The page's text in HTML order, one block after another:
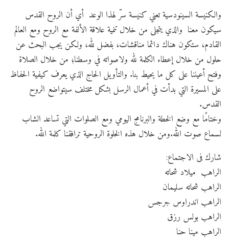
والكنيسة السينودسية تعني كنيسة سرّ لهذا الوعد أي أن الروح القدس
سيكون معنا والذي يتجلى من خلال تنمية علاقة الألفة مع الروح ومع العالم
القادم، ستكون هناك دائما مناقشات، بفضل لله، ولكن يجب البحث عن
حلول من خلال إعطاء الكلمة لله ولاصواته في وسطنا؛ من خلال الصلاة
وفتح أعيننا على كل ما يحيط بنا. والتأويل الحاج الذي يعرف كيفية الحفاظ
على المسيرة التي بدأت في أعمال الرسل بشكل مختلف سيتواضع الروح
القدس.
وختامًا مع وضع الخطة والبرنامج اليومي ومع الصلوات التي تساعد الشاب
لسماع صوت الله.ومن خلال هذه الخلوة الروحية ترافقنا كلمة الله.
شارك فى الاجتماع:
الراهب ميلاد شحاته
الراهب شحاته سليمان
الراهب اندراوس جرجس
الراهب بولس رزق
الراهب مينا حنا